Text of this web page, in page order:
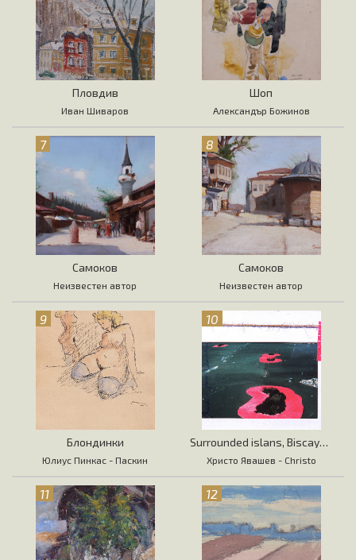
Пловдив
Иван Шиваров
Шоп
Александър Божинов
7
Самоков
Неизвестен автор
8
Самоков
Неизвестен автор
9
Блондинки
Юлиус Пинкас - Паскин
10
Surrounded islans, Biscayne Bay
Христо Явашев - Christo
11 12